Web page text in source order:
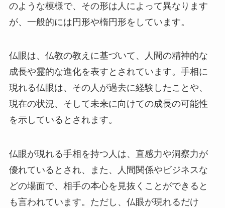
のような模様で、その形は人によって異なります
が、一般的には円形や楕円形をしています。
仏眼は、仏教の教えに基づいて、人間の精神的な
成長や霊的な進化を表すとされています。手相に
現れる仏眼は、その人が過去に経験したことや、
現在の状況、そして未来に向けての成長の可能性
を示しているとされます。
仏眼が現れる手相を持つ人は、直感力や洞察力が
優れているとされ、また、人間関係やビジネスな
どの場面で、相手の本心を見抜くことができると
も言われています。ただし、仏眼が現れるだけ